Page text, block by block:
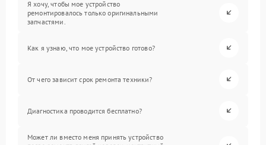
Я хочу, чтобы мое устройство
ремонтировалось только оригинальными
запчастями.
Как я узнаю, что мое устройство готово?
От чего зависит срок ремонта техники?
Диагностика проводится бесплатно?
Может ли вместо меня принять устройство